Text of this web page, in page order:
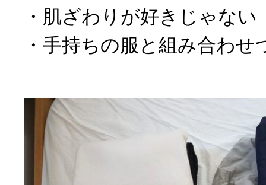
・肌ざわりが好きじゃない
・手持ちの服と組み合わせ